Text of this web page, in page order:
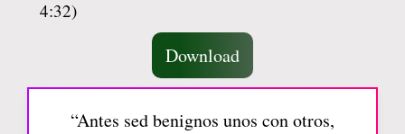
Download
“Antes sed benignos unos con otros,